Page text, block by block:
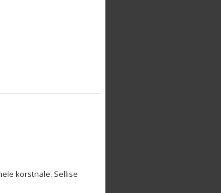
korstnale. Sellise